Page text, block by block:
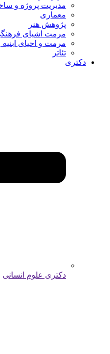
مدیریت پروژه و
معماری
پژوهش هنر
مرمت اشیای
مرمت و احیای ابنیه
تئاتر
دکتری
دکتری علوم انسانی